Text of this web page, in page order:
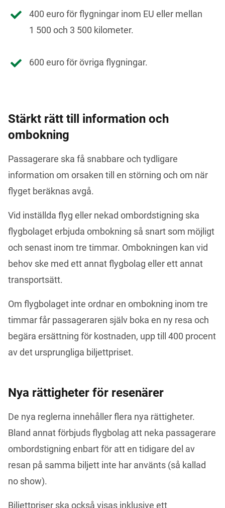
400 euro för flygningar inom EU eller mellan
1 500 och 3 500 kilometer.
600 euro för övriga flygningar.
Stärkt rätt till information och
ombokning
Passagerare ska få snabbare och tydligare
information om orsaken till en störning och om när
flyget beräknas avgå.
Vid inställda flyg eller nekad ombordstigning ska
flygbolaget erbjuda ombokning så snart som möjligt
och senast inom tre timmar. Ombokningen kan vid
behov ske med ett annat flygbolag eller ett annat
transportsätt.
Om flygbolaget inte ordnar en ombokning inom tre
timmar får passageraren själv boka en ny resa och
begära ersättning för kostnaden, upp till 400 procent
av det ursprungliga biljettpriset.
Nya rättigheter för resenärer
De nya reglerna innehåller flera nya rättigheter.
Bland annat förbjuds flygbolag att neka passagerare
ombordstigning enbart för att en tidigare del av
resan på samma biljett inte har använts (så kallad
no show).
Biljettpriser ska också visas inklusive ett